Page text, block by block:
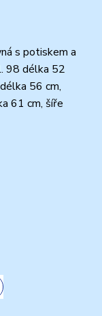
s potiskem a
98 délka 52
56 cm,
61 cm, šíře